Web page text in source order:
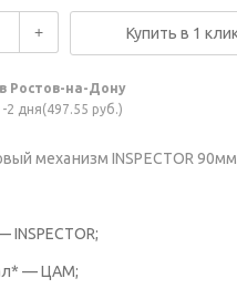
+ Купить в 1
Ростов-на-Дону
2 дня(497.55 руб.)
механизм INSPECTOR
— ЦАМ;